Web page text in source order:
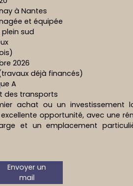
à Nantes
et équipée
sud
2026
déjà financés)
A
des transports
achat ou un investissement
opportunité, avec une
et un emplacement
Envoyer un
mail